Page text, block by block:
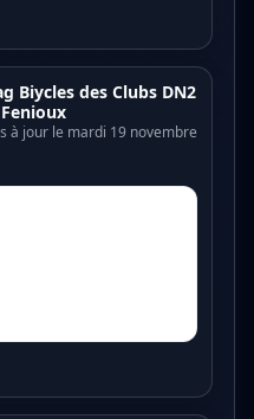
Biycles des Clubs DN2
à jour le mardi 19 novembre